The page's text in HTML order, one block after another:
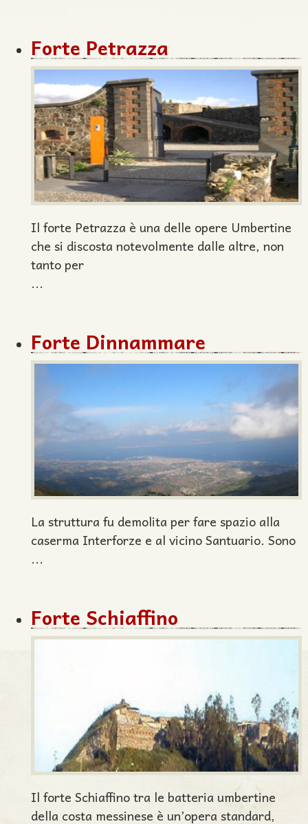
Forte Petrazza
Il forte Petrazza è una delle opere Umbertine
che si discosta notevolmente dalle altre, non
tanto per
...
Forte Dinnammare
La struttura fu demolita per fare spazio alla
caserma Interforze e al vicino Santuario. Sono
...
Forte Schiaffino
Il forte Schiaffino tra le batteria umbertine
della costa messinese è un’opera standard,